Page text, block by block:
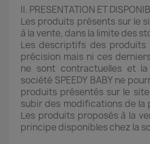
II. PRESENTATION ET
Les produits présents sur le
à la vente, dans la limite des
Les descriptifs des produits
précision mais ni ces
ne sont contractuelles et
société SPEEDY BABY ne
produits présentés sur le
subir des modifications de la
Les produits proposés à la
principe disponibles chez la